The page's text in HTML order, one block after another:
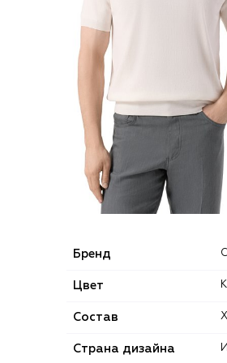
Бренд
Цвет
Состав
Страна дизайна